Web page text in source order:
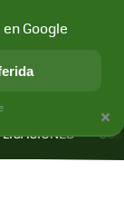
×
Google